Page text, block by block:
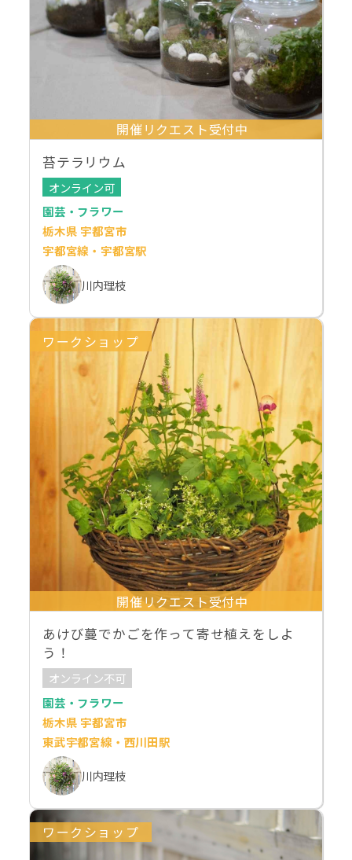
開催リクエスト受付中
苔テラリウム
オンライン可
園芸・フラワー
栃木県 宇都宮市
宇都宮線・宇都宮駅
川内理枝
ワークショップ
開催リクエスト受付中
あけび蔓でかごを作って寄せ植えをしよ
う！
オンライン不可
園芸・フラワー
栃木県 宇都宮市
東武宇都宮線・西川田駅
川内理枝
ワークショップ